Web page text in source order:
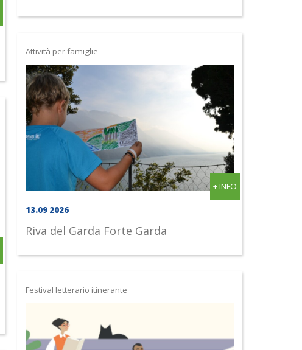
Attività per famiglie
+ INFO
13.09 2026
Riva del Garda Forte Garda
Festival letterario itinerante